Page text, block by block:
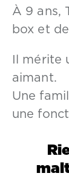
À 9 ans,
box et
Il mérite
aimant.
Une
une